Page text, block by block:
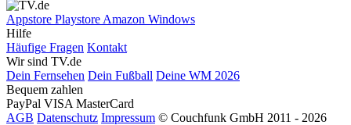
Appstore Playstore Amazon Windows
Hilfe
Häufige Fragen Kontakt
Wir sind TV.de
Dein Fernsehen Dein Fußball Deine WM 2026
Bequem zahlen
PayPal VISA MasterCard
AGB Datenschutz Impressum © Couchfunk GmbH 2011 - 2026